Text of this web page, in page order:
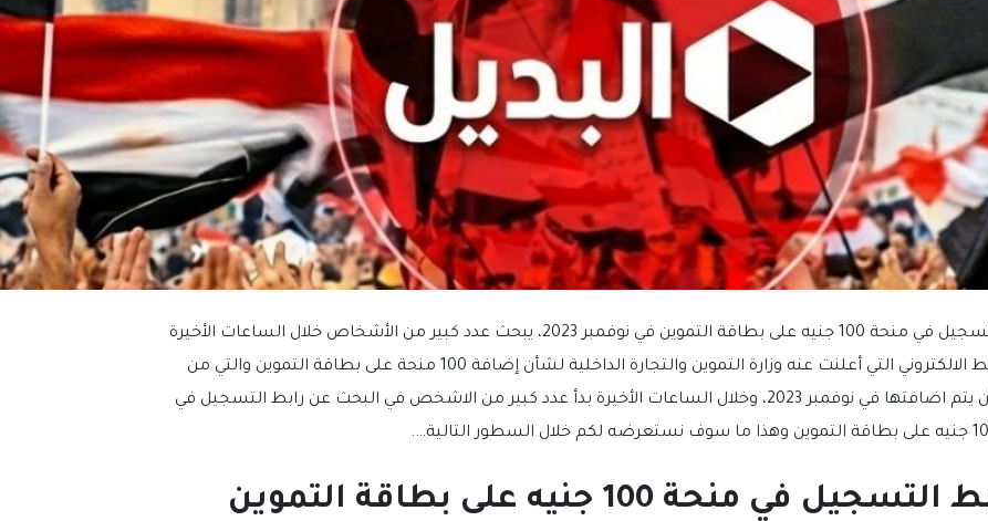
رابط التسجيل في منحة 100 جنيه على بطاقة التموين في نوفمبر 2023، يبحث عدد كبير من الأشخاص خلال الساعات الأخيرة
عن الرابط الالكتروني التي أعلنت عنه وزارة التموين والتجارة الداخلية لشأن إضافة 100 منحة على بطاقة التموين والتي من
المقرر أن يتم اضافتها في نوفمبر 2023، وخلال الساعات الأخيرة بدأ عدد كبير من الاشخص في البحث عن رابط التسجيل في
في منحة 100 جنيه على بطاقة التموين